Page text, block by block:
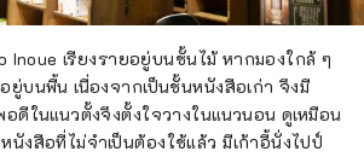
Inoue เรียงรายอยู่บนชั้นไม้ หากมองใกล้ ๆ
ยู่บนพื้น เนื่องจากเป็นชั้นหนังสือเก่า จึงมี
ดีในแนวตั้งจึงตั้งใจวางในแนวนอน ดูเหมือน
นังสือที่ไม่จำเป็นต้องใช้แล้ว มีเก้าอี้นั่งไปป์